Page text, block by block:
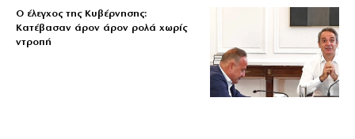
Ο έλεγχος της Κυβέρνησης:
Κατέβασαν άρον άρον ρολά χωρίς
ντροπή